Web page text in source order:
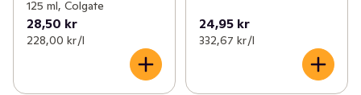
125 ml, Colgate
28,50 kr
228,00 kr /l
24,95 kr
332,67 kr /l